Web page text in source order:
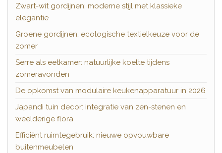
Zwart-wit gordijnen: moderne stijl met klassieke
elegantie
Groene gordijnen: ecologische textielkeuze voor de
zomer
Serre als eetkamer: natuurlijke koelte tijdens
zomeravonden
De opkomst van modulaire keukenapparatuur in 2026
Japandi tuin decor: integratie van zen-stenen en
weelderige flora
Efficiënt ruimtegebruik: nieuwe opvouwbare
buitenmeubelen